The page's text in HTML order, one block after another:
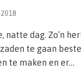
natte dag. Zo’n
te gaan
te maken en er…